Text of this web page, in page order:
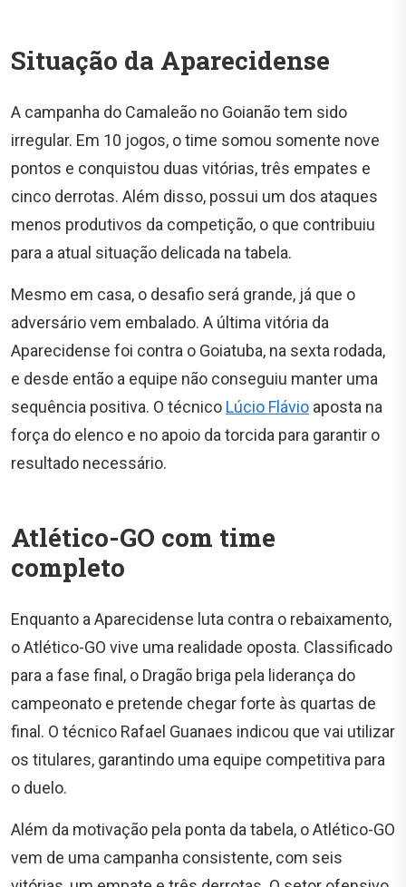
Situação da Aparecidense
A campanha do Camaleão no Goianão tem sido
irregular. Em 10 jogos, o time somou somente nove
pontos e conquistou duas vitórias, três empates e
cinco derrotas. Além disso, possui um dos ataques
menos produtivos da competição, o que contribuiu
para a atual situação delicada na tabela.
Mesmo em casa, o desafio será grande, já que o
adversário vem embalado. A última vitória da
Aparecidense foi contra o Goiatuba, na sexta rodada,
e desde então a equipe não conseguiu manter uma
sequência positiva. O técnico Lúcio Flávio aposta na
força do elenco e no apoio da torcida para garantir o
resultado necessário.
Atlético-GO com time
completo
Enquanto a Aparecidense luta contra o rebaixamento,
o Atlético-GO vive uma realidade oposta. Classificado
para a fase final, o Dragão briga pela liderança do
campeonato e pretende chegar forte às quartas de
final. O técnico Rafael Guanaes indicou que vai utilizar
os titulares, garantindo uma equipe competitiva para
o duelo.
Além da motivação pela ponta da tabela, o Atlético-GO
vem de uma campanha consistente, com seis